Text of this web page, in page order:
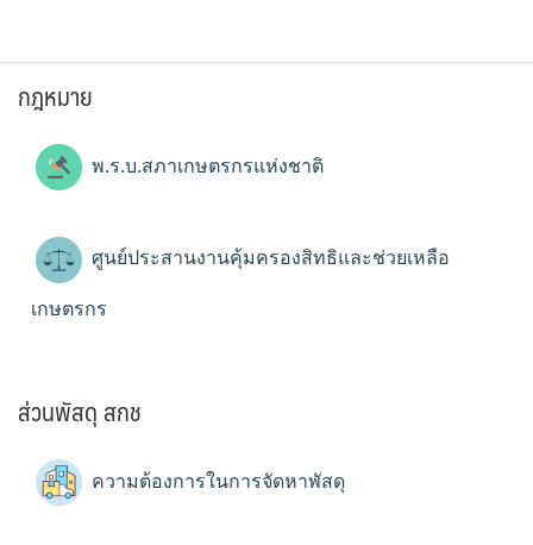
กฎหมาย
พ.ร.บ.สภาเกษตรกรแห่งชาติ
ศูนย์ประสานงานคุ้มครองสิทธิและช่วยเหลือ
เกษตรกร
ส่วนพัสดุ สกช
ความต้องการในการจัดหาพัสดุ